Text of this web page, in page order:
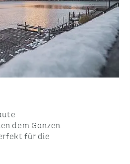
dem Ganzen
für die